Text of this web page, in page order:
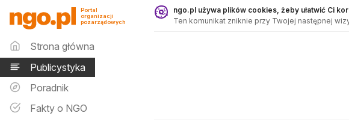
Publicystyka - ngo.pl
Portal
organizacji
pozarządowych
Menu główne
Strona główna
Publicystyka
Poradnik
Fakty o NGO
ngo.pl używa plików cookies, żeby ułatwić Ci
Ten komunikat zniknie przy Twojej następnej